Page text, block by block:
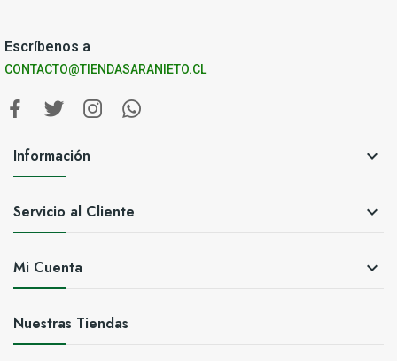
Escríbenos a
CONTACTO@TIENDASARANIETO.CL
Información 
Servicio al Cliente 
Mi Cuenta 
Nuestras Tiendas